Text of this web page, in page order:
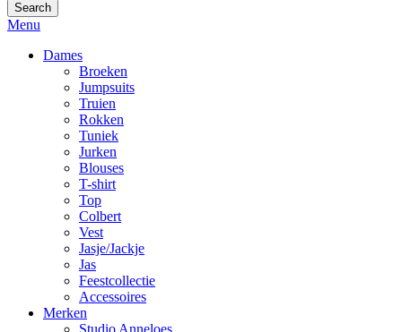
Search
Menu
Dames
Broeken
Jumpsuits
Truien
Rokken
Tuniek
Jurken
Blouses
T-shirt
Top
Colbert
Vest
Jasje/Jackje
Jas
Feestcollectie
Accessoires
Merken
Studio Anneloes